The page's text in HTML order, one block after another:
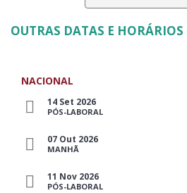
OUTRAS DATAS E HORÁRIOS
NACIONAL
14 Set 2026
PÓS-LABORAL
07 Out 2026
MANHÃ
11 Nov 2026
PÓS-LABORAL